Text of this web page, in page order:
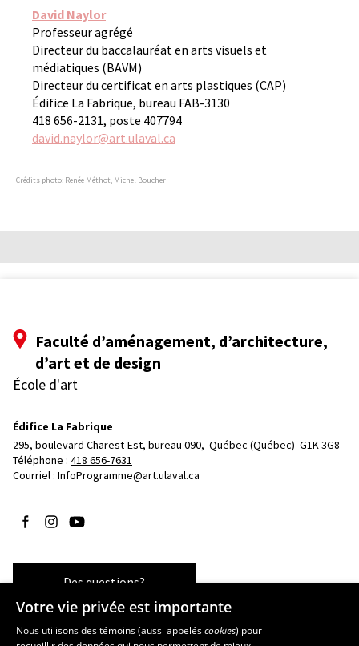
David Naylor
Professeur agrégé
Directeur du baccalauréat en arts visuels et
médiatiques (BAVM)
Directeur du certificat en arts plastiques (CAP)
Édifice La Fabrique, bureau FAB-3130
418 656-2131, poste 407794
david.naylor@art.ulaval.ca
Crédits photo: Renée Méthot, Michel Boucher
Faculté d’aménagement, d’architecture,
d’art et de design
École d'art
Édifice La Fabrique
295, boulevard Charest-Est, bureau 090, Québec (Québec)  G1K 3G8
Téléphone : 418 656-7631
Courriel : InfoProgramme@art.ulaval.ca
Suivez-nous sur Facebook
Suivez-nous sur Instagram
Suivez-nous sur YouTube
Des questions?
Votre vie privée est importante
Nous utilisons des témoins (aussi appeléscookies) pour